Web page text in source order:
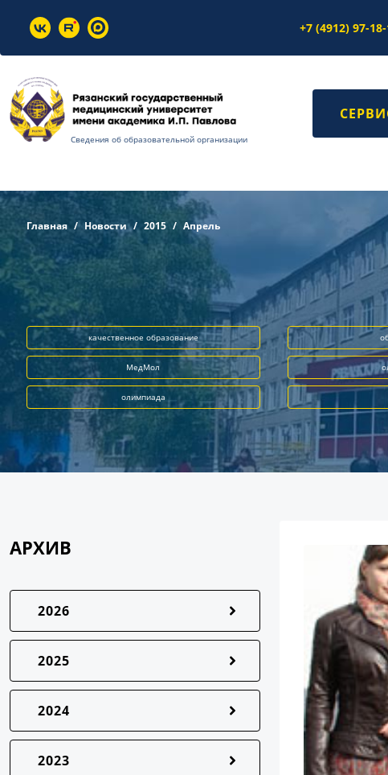
+7 (4912) 97-
Сведения об образовательной организации
Главная Новости 2015 Апрель
качественное образование
МедМол
олимпиада
АРХИВ
2026
2025
2024
2023